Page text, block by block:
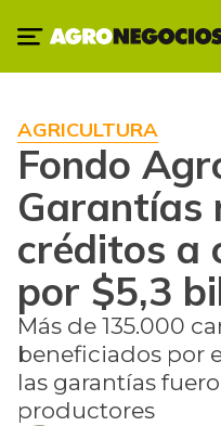
AGRICULTURA
Fondo
Garantías
créditos a
por $5,3
Más de 135.000
beneficiados por
las garantías
productores